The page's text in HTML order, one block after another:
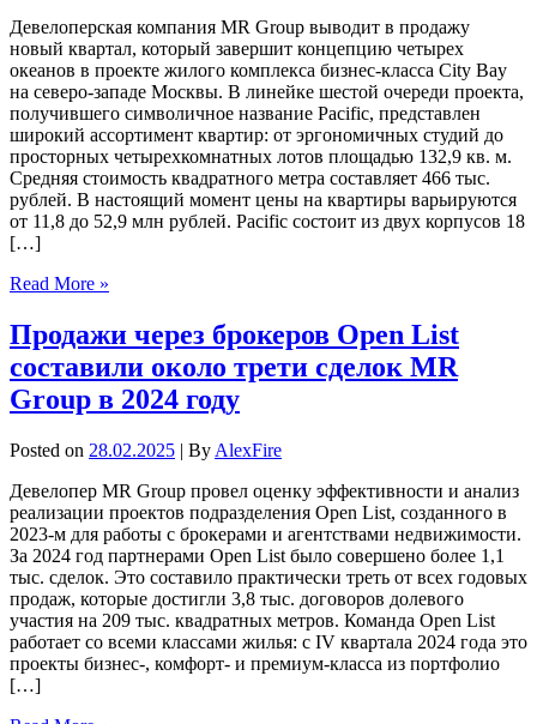
Девелоперская компания MR Group выводит в продажу
новый квартал, который завершит концепцию четырех
океанов в проекте жилого комплекса бизнес-класса City Bay
на северо-западе Москвы. В линейке шестой очереди проекта,
получившего символичное название Pacific, представлен
широкий ассортимент квартир: от эргономичных студий до
просторных четырехкомнатных лотов площадью 132,9 кв. м.
Средняя стоимость квадратного метра составляет 466 тыс.
рублей. В настоящий момент цены на квартиры варьируются
от 11,8 до 52,9 млн рублей. Pacific состоит из двух корпусов 18
[…]
Read More »
Продажи через брокеров Open List
составили около трети сделок MR
Group в 2024 году
Posted on 28.02.2025 | By AlexFire
Девелопер MR Group провел оценку эффективности и анализ
реализации проектов подразделения Open List, созданного в
2023-м для работы с брокерами и агентствами недвижимости.
За 2024 год партнерами Open List было совершено более 1,1
тыс. сделок. Это составило практически треть от всех годовых
продаж, которые достигли 3,8 тыс. договоров долевого
участия на 209 тыс. квадратных метров. Команда Open List
работает со всеми классами жилья: с IV квартала 2024 года это
проекты бизнес-, комфорт- и премиум-класса из портфолио
[…]